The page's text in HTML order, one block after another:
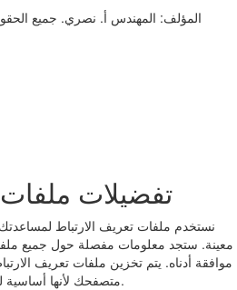
تفضيلات ملفات
نستخدم ملفات تعريف الارتباط
معينة. ستجد معلومات مفصلة حول جميع
موافقة أدناه. يتم تخزين ملفات تعريف
متصفحك لأنها أساسية لتمكين الوظائف الأساسية للموقع.